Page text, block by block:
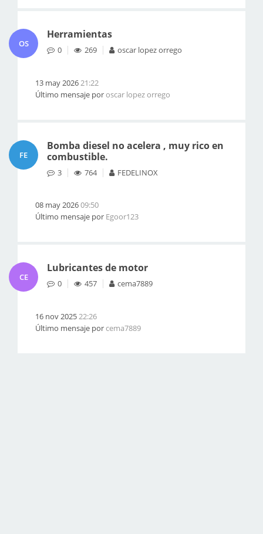
OS
Herramientas
0 269 oscar lopez orrego
13 may 202621:22
Último mensaje poroscar lopez orrego
FE
Bomba diesel no acelera , muy rico en
combustible.
3 764 FEDELINOX
08 may 202609:50
Último mensaje por Egoor123
CE
Lubricantes de motor
0 457 cema7889
16 nov 202522:26
Último mensaje porcema7889